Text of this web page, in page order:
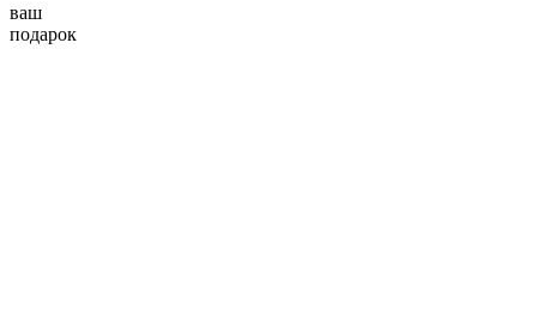
ваш
подарок